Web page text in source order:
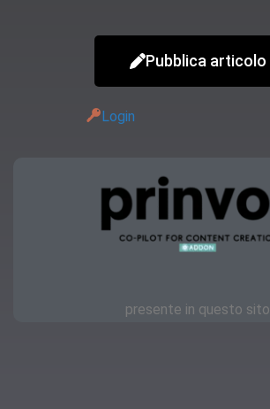
Pubblica articolo
Login
presente in questo sito